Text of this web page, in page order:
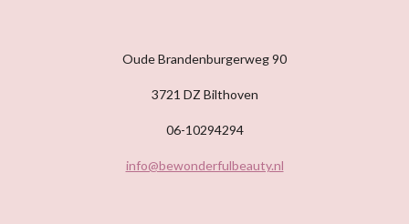
Oude Brandenburgerweg 90
3721 DZ Bilthoven
06-10294294
info@bewonderfulbeauty.nl